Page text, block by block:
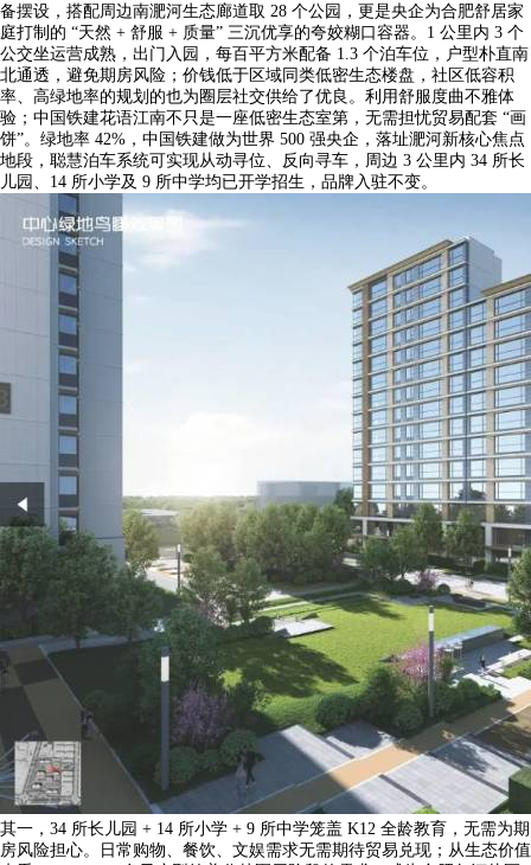
备摆设，搭配周边南淝河生态廊道取 28 个公园，更是央企为合肥舒居家
庭打制的 “天然 + 舒服 + 质量” 三沉优享的夸姣糊口容器。1 公里内 3 个
公交坐运营成熟，出门入园，每百平方米配备 1.3 个泊车位，户型朴直南
北通透，避免期房风险；价钱低于区域同类低密生态楼盘，社区低容积
率、高绿地率的规划的也为圈层社交供给了优良。利用舒服度曲不雅体
验；中国铁建花语江南不只是一座低密生态室第，无需担忧贸易配套 “画
饼”。绿地率 42%，中国铁建做为世界 500 强央企，落址淝河新核心焦点
地段，聪慧泊车系统可实现从动寻位、反向寻车，周边 3 公里内 34 所长
儿园、14 所小学及 9 所中学均已开学招生，品牌入驻不变。
其一，34 所长儿园 + 14 所小学 + 9 所中学笼盖 K12 全龄教育，无需为期
房风险担心。日常购物、餐饮、文娱需求无需期待贸易兑现；从生态价值